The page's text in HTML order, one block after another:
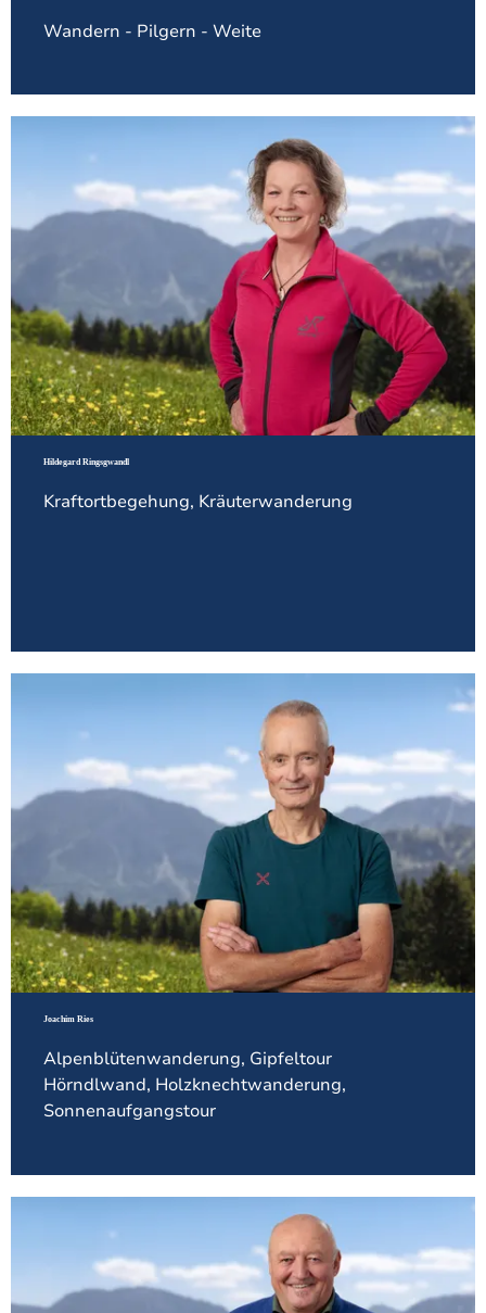
Wandern - Pilgern - Weite
Hildegard Ringsgwandl
Kraftortbegehung, Kräuterwanderung
Joachim Ries
Alpenblütenwanderung, Gipfeltour
Hörndlwand, Holzknechtwanderung,
Sonnenaufgangstour